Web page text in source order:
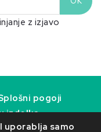
z izjavo
uporablja samo
pogoji
izdelka